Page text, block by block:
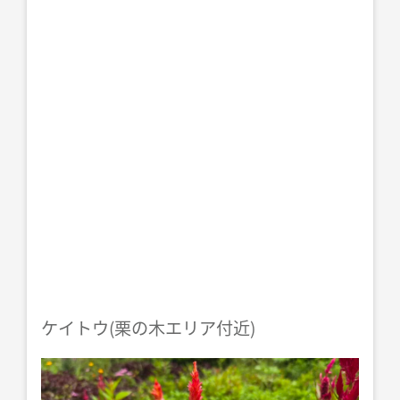
ケイトウ(栗の木エリア付近)